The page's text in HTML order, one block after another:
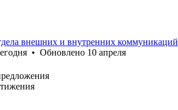
внешних и внутренних коммуникаций
• Обновлено 10 апреля